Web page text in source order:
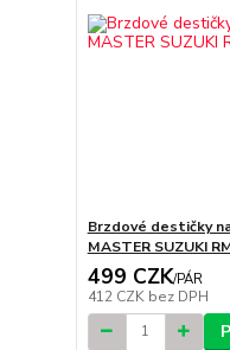
Brzdové destičky
MASTER SUZUKI
499 CZK/PÁR
412 CZK bez DPH